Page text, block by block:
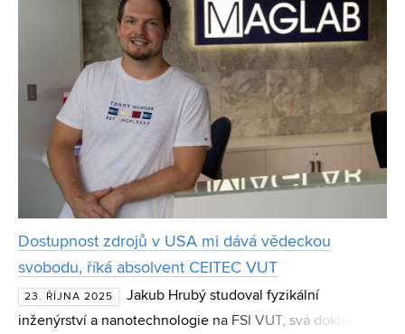
Dostupnost zdrojů v USA mi dává vědeckou
svobodu, říká absolvent CEITEC VUT
23. ŘÍJNA 2025
Jakub Hrubý studoval fyzikální
inženýrství a nanotechnologie na FSI VUT, svá doktorská